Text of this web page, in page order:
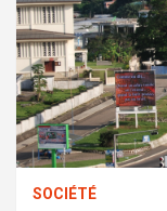
SOCIÉTÉ